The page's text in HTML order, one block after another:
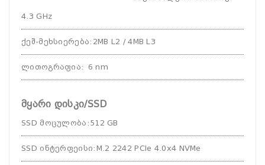
4.3 GHz
ქეშ-მეხსიერება: 2MB L2 / 4MB L3
ლითოგრაფია: 6 nm
მყარი დისკი/SSD
SSD მოცულობა : 512 GB
SSD ინტერფეისი: M.2 2242 PCIe 4.0x4 NVMe